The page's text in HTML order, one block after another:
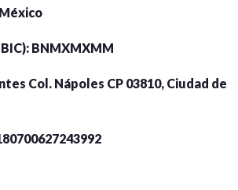
BNMXMXMM
Col. Nápoles CP 03810, Ciudad de